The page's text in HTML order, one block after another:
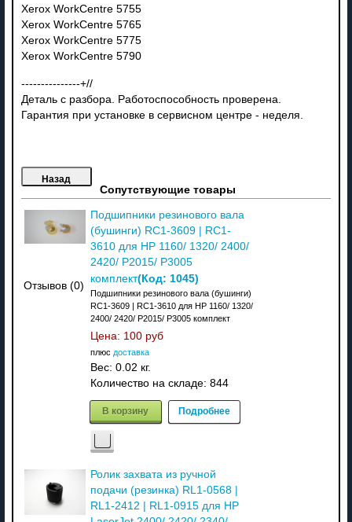
Xerox WorkCentre 5755
Xerox WorkCentre 5765
Xerox WorkCentre 5775
Xerox WorkCentre 5790
---------------+//
Деталь с разбора. Работоспособность проверена.
Гарантия при установке в сервисном центре - неделя.
Сопутствующие товары
Отзывов (0)
Подшипники резинового вала
(бушинги) RC1-3609 | RC1-
3610 для HP 1160/ 1320/ 2400/
2420/ P2015/ P3005
комплект(Код: 1045)
Подшипники резинового вала (бушинги)
RC1-3609 | RC1-3610 для HP 1160/ 1320/
2400/ 2420/ P2015/ P3005 комплект
Цена: 100 руб
плюс доставка
Вес: 0.02 кг.
Количество на складе: 844
В корзину Подробнее
Ролик захвата из ручной
подачи (резинка) RL1-0568 |
RL1-2412 | RL1-0915 для HP